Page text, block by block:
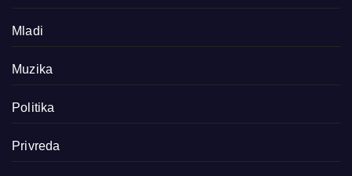
Mladi
Muzika
Politika
Privreda